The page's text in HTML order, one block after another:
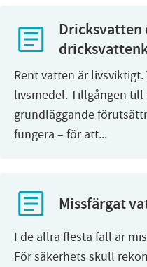
Dricksvatten
Rent vatten är
livsmedel. Tillgången
grundläggande
fungera – för att...
Missfärgat
I de allra flesta fall är
För säkerhets skull